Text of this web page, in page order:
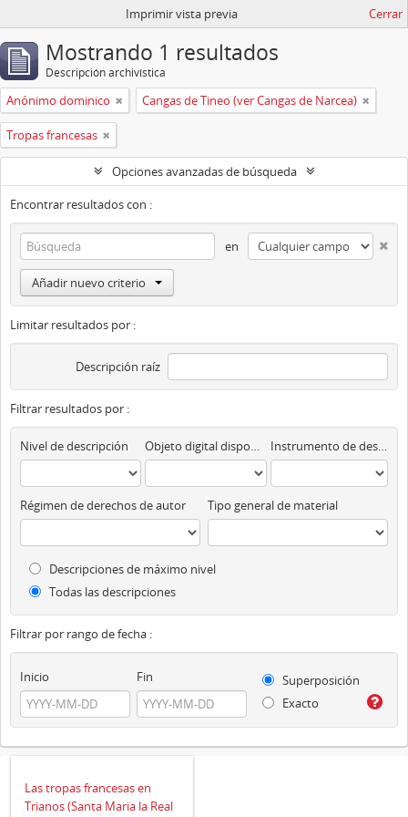
Imprimir vista previa Cerrar
Mostrando 1 resultados
Descripción archivística
Anónimo dominico Cangas de Tineo (ver Cangas de Narcea)
Tropas francesas
Opciones avanzadas de búsqueda
Encontrar resultados con :
en
Añadir nuevo criterio
Limitar resultados por :
Descripción raíz
Filtrar resultados por :
Nivel de descripción Objeto digital disponibles Instrumento de descripción
Régimen de derechos de autor Tipo general de material
Descripciones de máximo nivel
Todas las descripciones
Filtrar por rango de fecha :
Inicio Fin
Superposición
Exacto
Las tropas francesas en
Trianos (Santa Maria la Real